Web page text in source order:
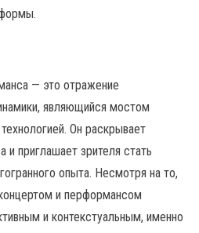
— это отражение
являющийся мостом
Он раскрывает
и приглашает зрителя стать
опыта. Несмотря на то,
и перформансом
и контекстуальным, именно